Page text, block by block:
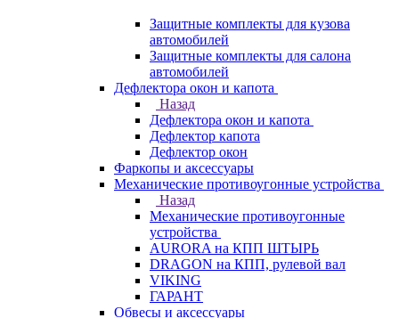
Защитные комплекты для кузова
автомобилей
Защитные комплекты для салона
автомобилей
Дефлектора окон и капота
Назад
Дефлектора окон и капота
Дефлектор капота
Дефлектор окон
Фаркопы и аксессуары
Механические противоугонные устройства
Назад
Механические противоугонные
устройства
AURORA на КПП ШТЫРЬ
DRAGON на КПП, рулевой вал
VIKING
ГАРАНТ
Обвесы и аксессуары